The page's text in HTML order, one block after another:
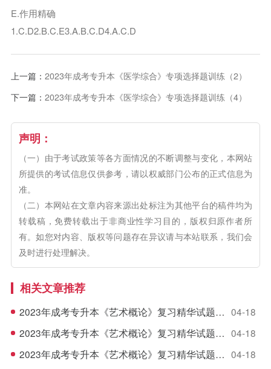
E.作用精确
1.C.D2.B.C.E3.A.B.C.D4.A.C.D
上一篇： 2023年成考专升本《医学综合》专项选择题训练（2）
下一篇： 2023年成考专升本《医学综合》专项选择题训练（4）
声明：
（一）由于考试政策等各方面情况的不断调整与变化，本网站
所提供的考试信息仅供参考，请以权威部门公布的正式信息为
准。
（二）本网站在文章内容来源出处标注为其他平台的稿件均为
转载稿，免费转载出于非商业性学习目的，版权归原作者所
有。如您对内容、版权等问题存在异议请与本站联系，我们会
及时进行处理解决。
相关文章推荐
2023年成考专升本《艺术概论》复习精华试题（5） 04-18
2023年成考专升本《艺术概论》复习精华试题（4） 04-18
2023年成考专升本《艺术概论》复习精华试题（3） 04-18